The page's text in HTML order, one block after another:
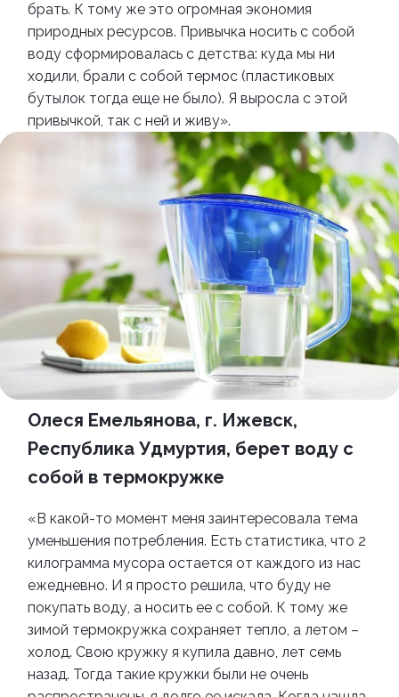
брать. К тому же это огромная экономия
природных ресурсов. Привычка носить с собой
воду сформировалась с детства: куда мы ни
ходили, брали с собой термос (пластиковых
бутылок тогда еще не было). Я выросла с этой
привычкой, так с ней и живу».
Олеся Емельянова, г. Ижевск,
Республика Удмуртия, берет воду с
собой в термокружке
«В какой-то момент меня заинтересовала тема
уменьшения потребления. Есть статистика, что 2
килограмма мусора остается от каждого из нас
ежедневно. И я просто решила, что буду не
покупать воду, а носить ее с собой. К тому же
зимой термокружка сохраняет тепло, а летом –
холод. Свою кружку я купила давно, лет семь
назад. Тогда такие кружки были не очень